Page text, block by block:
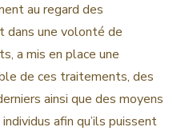
au regard des
une volonté de
a mis en place une
de ces traitements, des
ainsi que des moyens
afin qu’ils puissent